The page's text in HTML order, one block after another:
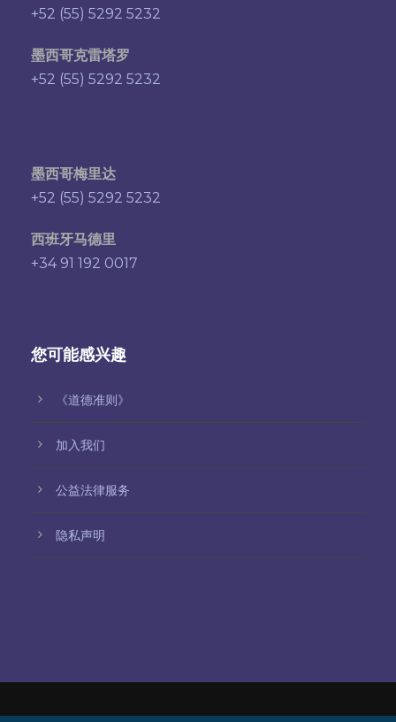
+52 (55) 5292 5232
墨西哥克雷塔罗
+52 (55) 5292 5232
墨西哥梅里达
+52 (55) 5292 5232
西班牙马德里
+34 91 192 0017
您可能感兴趣
《道德准则》
加入我们
公益法律服务
隐私声明